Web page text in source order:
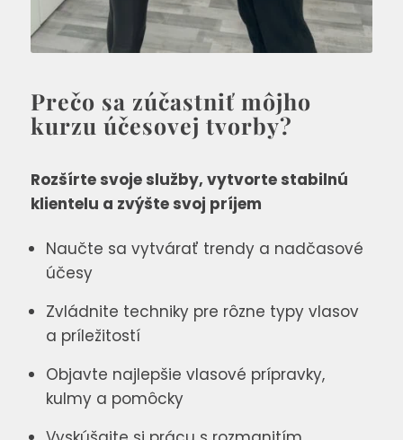
Prečo sa zúčastniť môjho
kurzu účesovej tvorby?
Rozšírte svoje služby, vytvorte stabilnú
klientelu a zvýšte svoj príjem
Naučte sa vytvárať trendy a nadčasové
účesy
Zvládnite techniky pre rôzne typy vlasov
a príležitostí
Objavte najlepšie vlasové prípravky,
kulmy a pomôcky